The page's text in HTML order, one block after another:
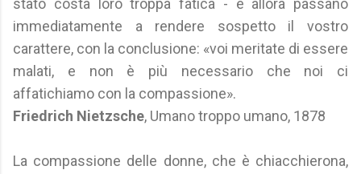
stato costa loro troppa fatica - e allora passano
immediatamente a rendere sospetto il vostro
carattere, con la conclusione: «voi meritate di essere
malati, e non è più necessario che noi ci
affatichiamo con la compassione».
Friedrich Nietzsche, Umano troppo umano, 1878
La compassione delle donne, che è chiacchierona,